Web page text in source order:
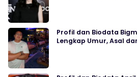
Profil dan Biodata
Lengkap Umur, Asal